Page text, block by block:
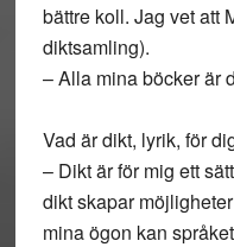
bättre koll. Jag vet att
diktsamling).
– Alla mina böcker är
Vad är dikt, lyrik, för
– Dikt är för mig ett
dikt skapar
mina ögon kan